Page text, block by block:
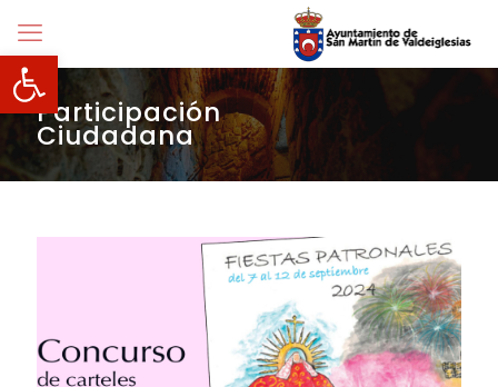
Abrir barra de herramientas
Participación
Ciudadana